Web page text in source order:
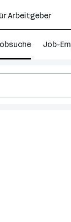
Arbeitgeber
Job-